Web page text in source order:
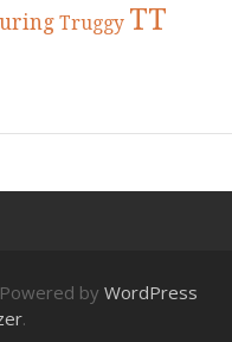
Truggy TT
by WordPress
.